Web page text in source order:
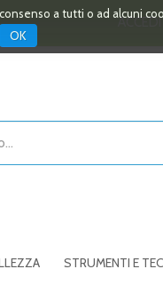
a tutti o ad alcuni
OK
ACCEDI
STRUMENTI E